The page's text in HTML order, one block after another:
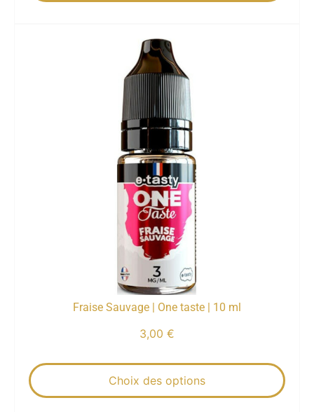
Fraise Sauvage | One taste | 10 ml
3,00 €
Choix des options